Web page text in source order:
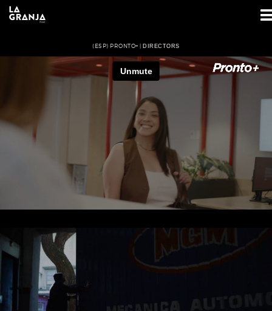
(ESP) PRONTO+ |DIRECTORS